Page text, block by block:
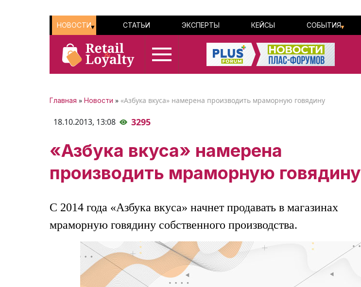
НОВОСТИ СТАТЬИ ЭКСПЕРТЫ КЕЙСЫ СОБЫТИЯ
Главная » Новости » «Азбука вкуса» намерена производить мраморную говядину
18.10.2013, 13:08 3295
«Азбука вкуса» намерена
производить мраморную говядину
С 2014 года «Азбука вкуса» начнет продавать в магазинах
мраморную говядину собственного производства.